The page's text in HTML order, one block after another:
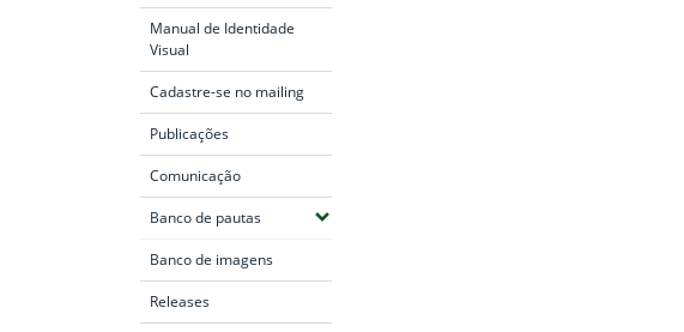
Manual de Identidade
Visual
Cadastre-se no mailing
Publicações
Comunicação
Banco de pautas(Expandir submenus)
Banco de imagens
Releases